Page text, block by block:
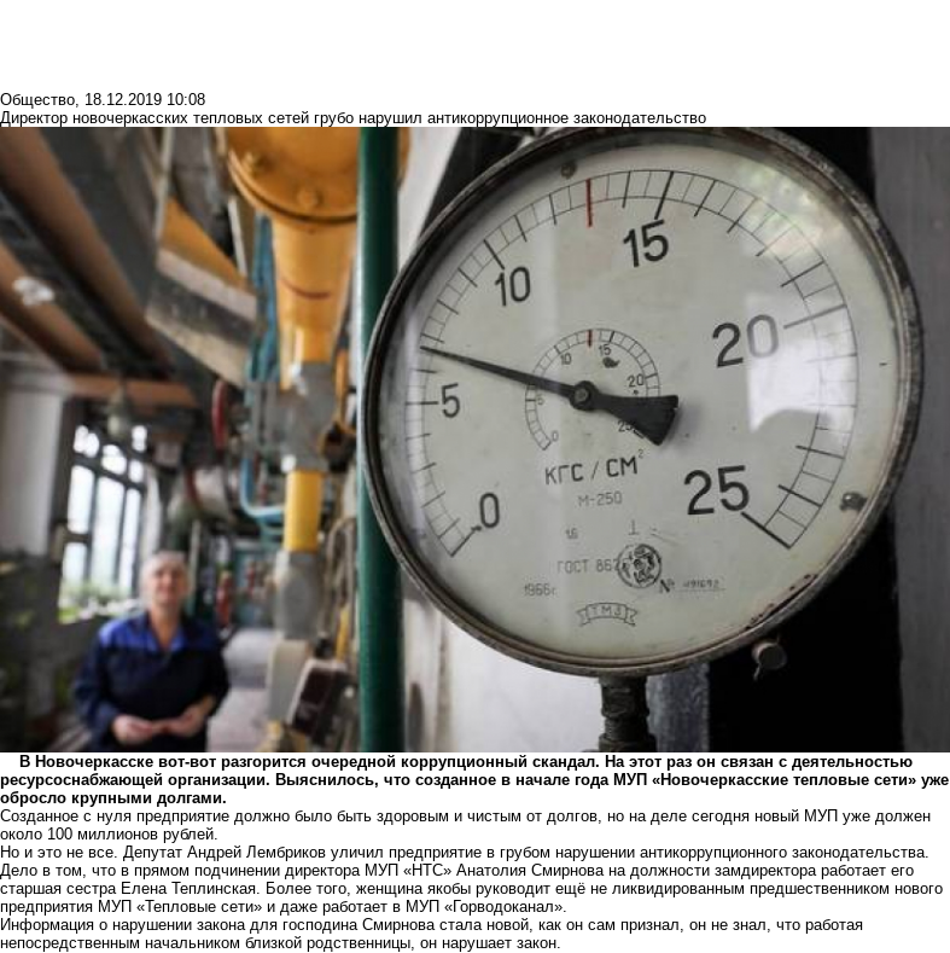
Общество, 18.12.2019 10:08
Директор новочеркасских тепловых сетей грубо нарушил антикоррупционное законодательство
В Новочеркасске вот-вот разгорится очередной коррупционный скандал. На этот раз он связан с деятельностью
ресурсоснабжающей организации. Выяснилось, что созданное в начале года МУП «Новочеркасские тепловые сети» уже
обросло крупными долгами.
Созданное с нуля предприятие должно было быть здоровым и чистым от долгов, но на деле сегодня новый МУП уже должен
около 100 миллионов рублей.
Но и это не все. Депутат Андрей Лембриков уличил предприятие в грубом нарушении антикоррупционного законодательства.
Дело в том, что в прямом подчинении директора МУП «НТС» Анатолия Смирнова на должности замдиректора работает его
старшая сестра Елена Теплинская. Более того, женщина якобы руководит ещё не ликвидированным предшественником нового
предприятия МУП «Тепловые сети» и даже работает в МУП «Горводоканал».
Информация о нарушении закона для господина Смирнова стала новой, как он сам признал, он не знал, что работая
непосредственным начальником близкой родственницы, он нарушает закон.